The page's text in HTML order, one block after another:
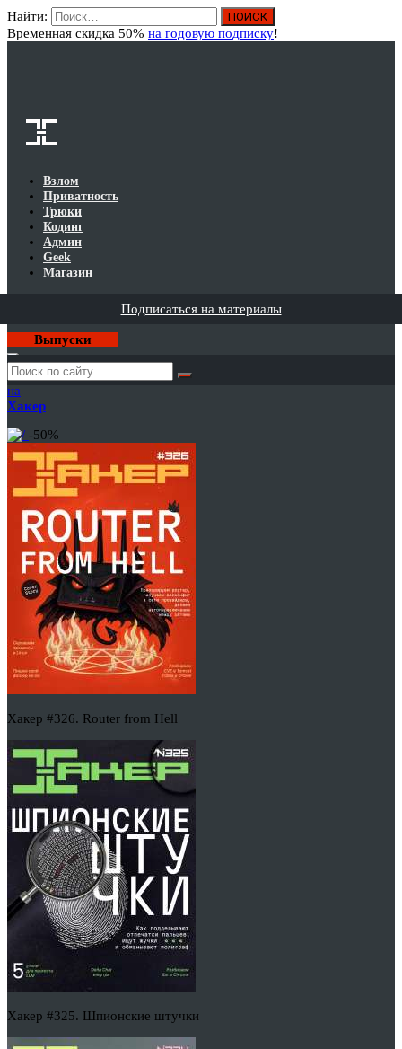
Найти:
Временная скидка 50% на годовую подписку!
Взлом
Приватность
Трюки
Кодинг
Админ
Geek
Магазин
Подписаться на материалы
Выпуски
Годовая
подписка
на
Хакер
-50%
Хакер #326. Router from Hell
Хакер #325. Шпионские штучки